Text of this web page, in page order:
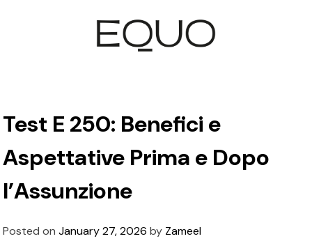
Test E 250: Benefici e
Aspettative Prima e Dopo
l’Assunzione
Posted on January 27, 2026 by Zameel